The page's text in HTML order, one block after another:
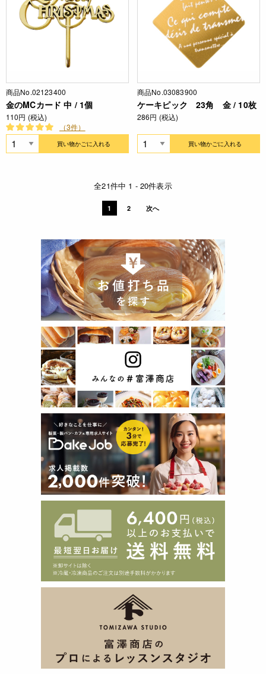
商品No.02123400
金のMCカード 中 / 1個
110円 (税込)
（3件）
買い物かごに入れる
商品No.03083900
ケーキピック 23角 金 / 10枚
286円 (税込)
買い物かごに入れる
全21件中 1 - 20件表示
1 2 次へ